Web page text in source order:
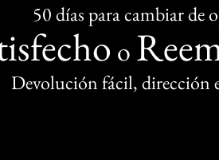
50 días para cambiar de
o
Devolución fácil, dirección